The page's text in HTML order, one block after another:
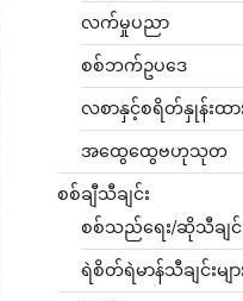
လက်မှုပညာ
စစ်ဘက်ဥပဒေ
လစာနှင့်စရိတ်နှုန်းထာ
အထွေထွေဗဟုသုတ
စစ်ချီသီချင်း
စစ်သည်ရေး/ဆိုသီချင်း
ရဲစိတ်ရဲမာန်သီချင်းမျာ